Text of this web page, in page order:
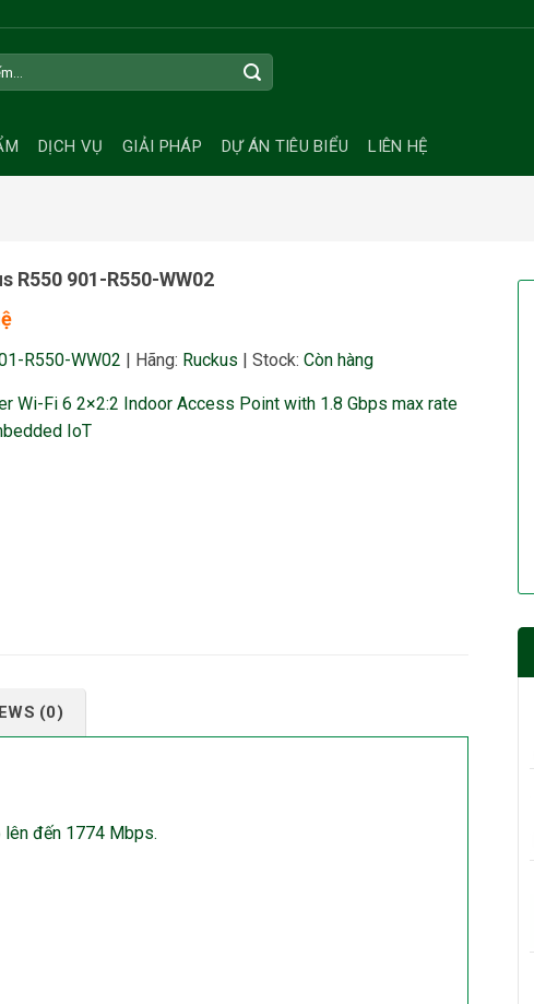
DỊCH VỤ GIẢI PHÁP DỰ ÁN TIÊU BIỂU LIÊN HỆ
R550 901-R550-WW02
R550-WW02 | Hãng: Ruckus | Stock: Còn hàng
Wi-Fi 6 2×2:2 Indoor Access Point with 1.8 Gbps max rate
IoT
(0)
đến 1774 Mbps.